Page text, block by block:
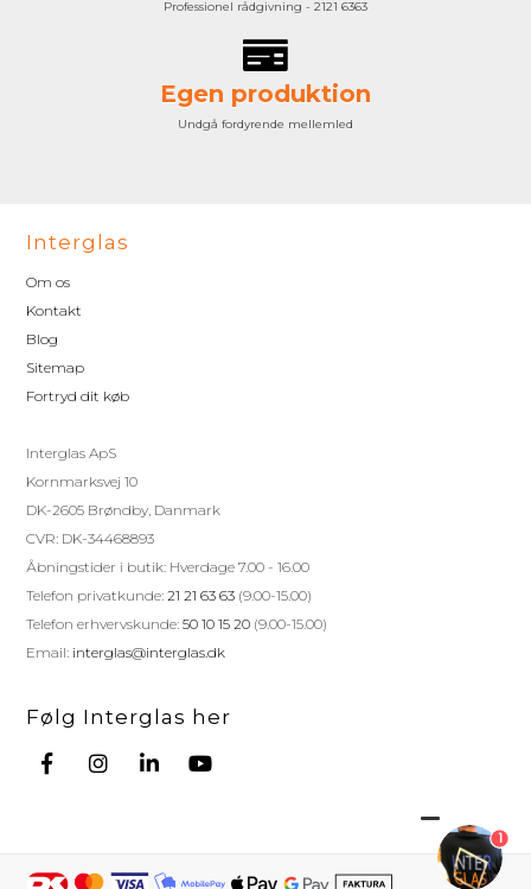
Professionel rådgivning - 2121 6363
Egen produktion
Undgå fordyrende mellemled
Interglas
Om os
Kontakt
Blog
Sitemap
Fortryd dit køb
Interglas ApS
Kornmarksvej 10
DK-2605 Brøndby, Danmark
CVR: DK-34468893
Åbningstider i butik: Hverdage 7.00 - 16.00
Telefon privatkunde:21 21 63 63 (9.00-15.00)
Telefon erhvervskunde:50 10 15 20 (9.00-15.00)
Email: interglas@interglas.dk
Følg Interglas her
1